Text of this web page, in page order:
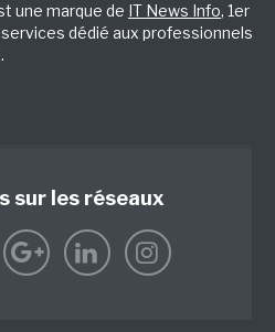
une marque de IT News Info, 1er
dédié aux professionnels
sur les réseaux